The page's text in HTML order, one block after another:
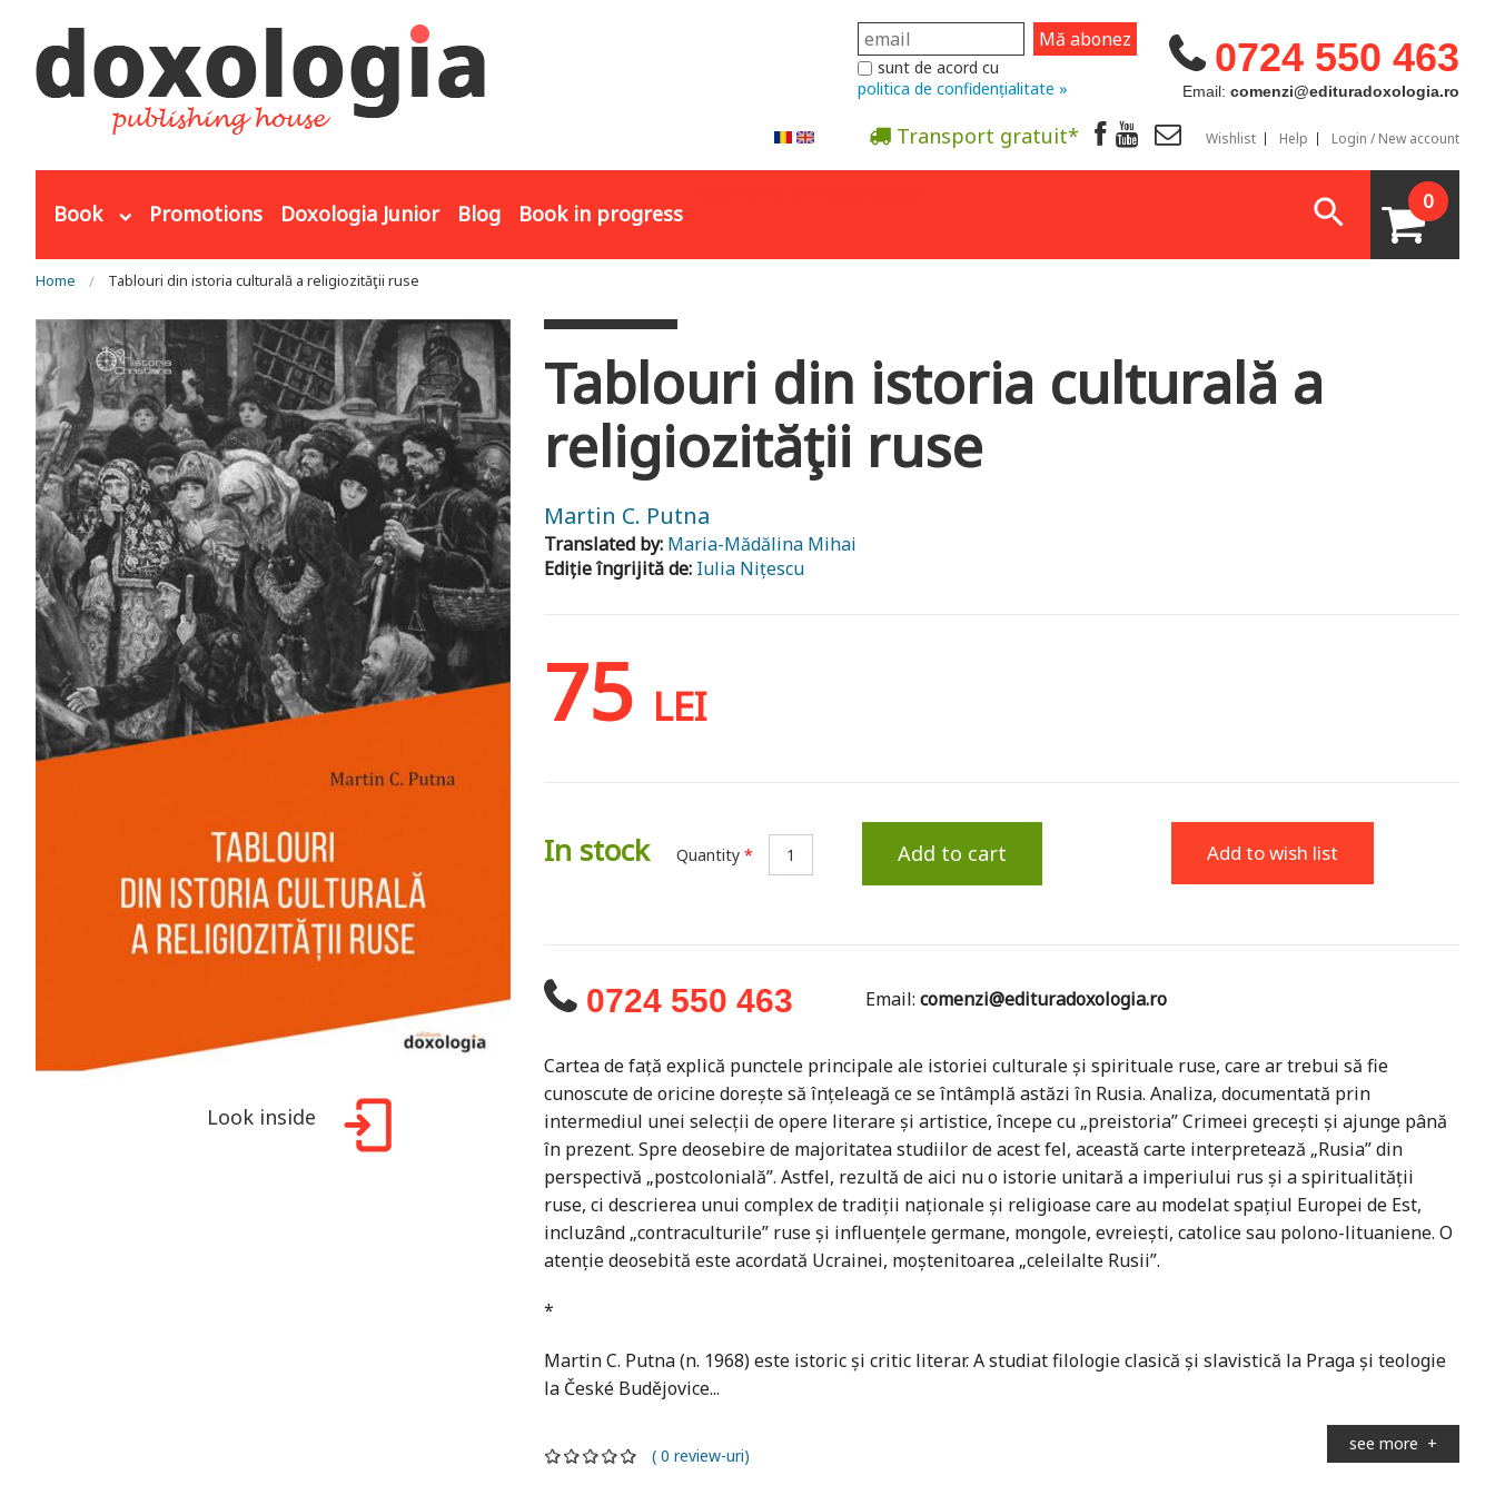
0724 550 463
Email: comenzi@edituradoxologia.ro
sunt de acord cu
politica de confidențialitate »
Transport gratuit* Wishlist Help Login / New account
Book Promotions Doxologia Junior Blog Book in progress 0
You are here
Home Tablouri din istoria culturală a religiozităţii ruse
Look inside
Tablouri din istoria culturală a
religiozităţii ruse
Martin C. Putna
Translated by: Maria-Mădălina Mihai
Ediție îngrijită de: Iulia Nițescu
75 LEI
In stock Quantity * Add to cart Add to wish list
0724 550 463 Email:comenzi@edituradoxologia.ro
Cartea de față explică punctele principale ale istoriei culturale și spirituale ruse, care ar trebui să fie
cunoscute de oricine dorește să înțeleagă ce se întâmplă astăzi în Rusia. Analiza, documentată prin
intermediul unei selecții de opere literare și artistice, începe cu „preistoria” Crimeei grecești și ajunge până
în prezent. Spre deosebire de majoritatea studiilor de acest fel, această carte interpretează „Rusia” din
perspectivă „postcolonială”. Astfel, rezultă de aici nu o istorie unitară a imperiului rus și a spiritualității
ruse, ci descrierea unui complex de tradiții naționale și religioase care au modelat spațiul Europei de Est,
incluzând „contraculturile” ruse și influențele germane, mongole, evreiești, catolice sau polono-lituaniene. O
atenție deosebită este acordată Ucrainei, moștenitoarea „celeilalte Rusii”.
*
Martin C. Putna (n. 1968) este istoric și critic literar. A studiat filologie clasică și slavistică la Praga și teologie
la České Budějovice...
see more +
( 0 review-uri)